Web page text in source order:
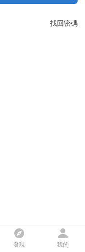
找回密碼
發現 我的